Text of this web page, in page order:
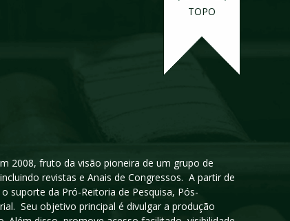
TOPO
2008, fruto da visão pioneira de um grupo de
revistas e Anais de Congressos. A partir de
suporte da Pró-Reitoria de Pesquisa, Pós-
Seu objetivo principal é divulgar a produção